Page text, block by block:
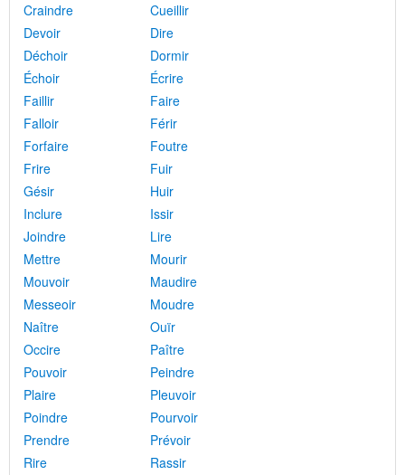
Craindre
Cueillir
Devoir
Dire
Déchoir
Dormir
Échoir
Écrire
Faillir
Faire
Falloir
Férir
Forfaire
Foutre
Frire
Fuir
Gésir
Huir
Inclure
Issir
Joindre
Lire
Mettre
Mourir
Mouvoir
Maudire
Messeoir
Moudre
Naître
Ouïr
Occire
Paître
Pouvoir
Peindre
Plaire
Pleuvoir
Poindre
Pourvoir
Prendre
Prévoir
Rire
Rassir